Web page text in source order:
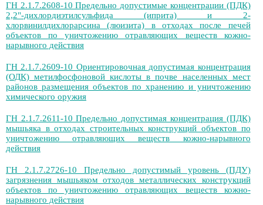
ГН 2.1.7.2608-10 Предельно допустимые концентрации (ПДК)
2,2"-дихлордиэтилсульфида (иприта) и 2-
хлорвинилдихлорарсина (люизита) в отходах после печей
объектов по уничтожению отравляющих веществ кожно-
нарывного действия
ГН 2.1.7.2609-10 Ориентировочная допустимая концентрация
(ОДК) метилфосфоновой кислоты в почве населенных мест
районов размещения объектов по хранению и уничтожению
химического оружия
ГН 2.1.7.2611-10 Предельно допустимая концентрация (ПДК)
мышьяка в отходах строительных конструкций объектов по
уничтожению отравляющих веществ кожно-нарывного
действия
ГН 2.1.7.2726-10 Предельно допустимый уровень (ПДУ)
загрязнения мышьяком отходов металлических конструкций
объектов по уничтожению отравляющих веществ кожно-
нарывного действия